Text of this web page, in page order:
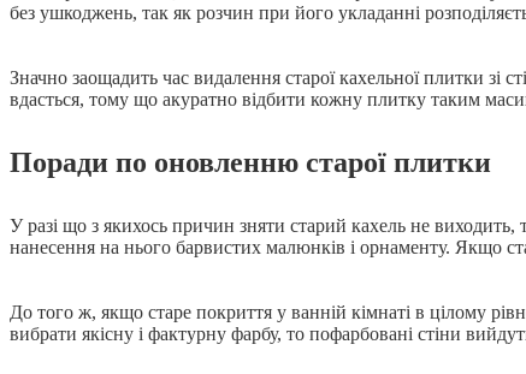
без ушкоджень, так як розчин при його укладанні
Значно заощадить час видалення старої кахельної плитки зі
вдасться, тому що акуратно відбити кожну плитку таким
Поради по оновленню старої плитки
У разі що з якихось причин зняти старий кахель не
нанесення на нього барвистих малюнків і орнаменту. Якщо
До того ж, якщо старе покриття у ванній кімнаті в цілому
вибрати якісну і фактурну фарбу, то пофарбовані стіни